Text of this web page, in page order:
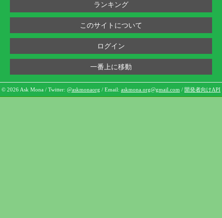
ランキング
このサイトについて
ログイン
一番上に移動
© 2026 Ask Mona / Twitter: @askmonaorg / Email: askmona.org@gmail.com / 開発者向けAPI